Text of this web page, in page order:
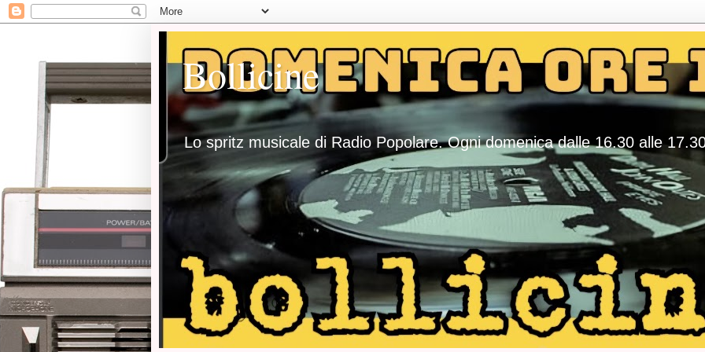
Bollicine
Lo spritz musicale di Radio Popolare. Ogni domenica dalle 16.30 alle